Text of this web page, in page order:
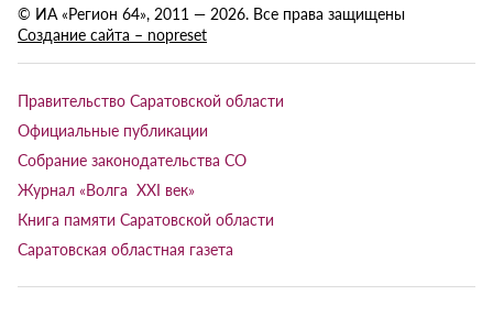
© ИА «Регион 64», 2011 — 2026. Все права защищены
Создание сайта – nopreset
Правительство Саратовской области
Официальные публикации
Собрание законодательства СО
Журнал «Волга XXI век»
Книга памяти Саратовской области
Саратовская областная газета